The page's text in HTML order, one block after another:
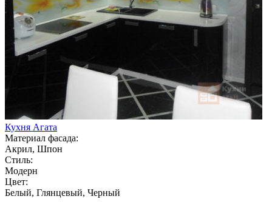
Кухня Агата
Материал фасада:
Акрил, Шпон
Стиль:
Модерн
Цвет:
Белый, Глянцевый, Черный